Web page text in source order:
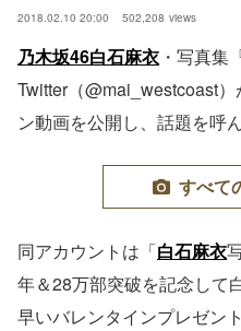
2018.02.10 20:00 502,208 views
乃木坂46白石麻衣 ・写真集
Twitter（@mai_westcoast
ン動画を公開し、話題を呼
すべて
同アカウントは「白石麻衣
年＆28万部突破を記念して
早いバレンタインプレゼン